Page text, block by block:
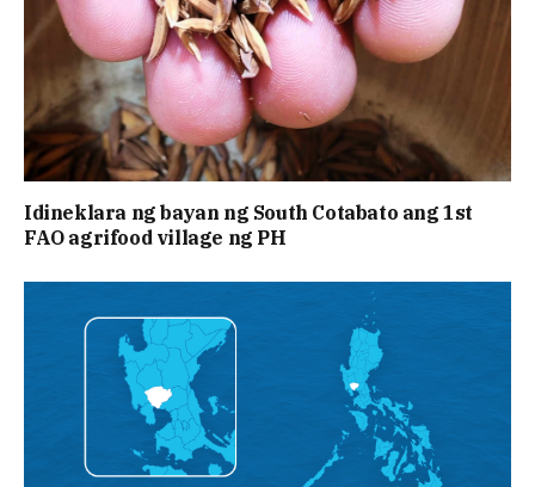
Idineklara ng bayan ng South Cotabato ang 1st
FAO agrifood village ng PH